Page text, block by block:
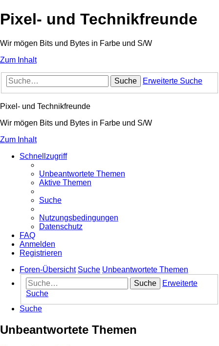
Pixel- und Technikfreunde
Wir mögen Bits und Bytes in Farbe und S/W
Zum Inhalt
Suche Erweiterte Suche
Pixel- und Technikfreunde
Wir mögen Bits und Bytes in Farbe und S/W
Zum Inhalt
Schnellzugriff
Unbeantwortete Themen
Aktive Themen
Suche
Nutzungsbedingungen
Datenschutz
FAQ
Anmelden
Registrieren
Foren-Übersicht Suche Unbeantwortete Themen
Suche
Erweiterte
Suche
Suche
Unbeantwortete Themen